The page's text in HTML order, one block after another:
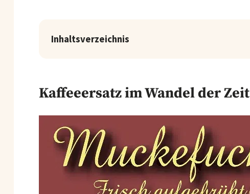
Inhaltsverzeichnis
Kaffeeersatz im Wandel der Zeit